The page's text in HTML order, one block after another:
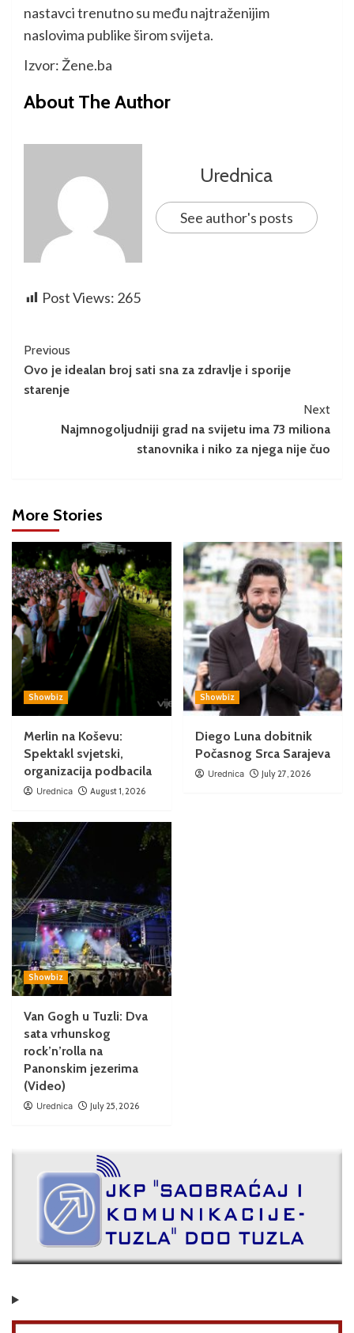
nastavci trenutno su među najtraženijim
naslovima publike širom svijeta.
Izvor: Žene.ba
About The Author
Urednica
See author's posts
Post Views: 265
Previous
Ovo je idealan broj sati sna za zdravlje i sporije
starenje
Next
Najmnogoljudniji grad na svijetu ima 73 miliona
stanovnika i niko za njega nije čuo
More Stories
Showbiz
Merlin na Koševu:
Spektakl svjetski,
organizacija podbacila
Urednica August 1, 2026
Showbiz
Diego Luna dobitnik
Počasnog Srca Sarajeva
Urednica July 27, 2026
Showbiz
Van Gogh u Tuzli: Dva
sata vrhunskog
rock’n’rolla na
Panonskim jezerima
(Video)
Urednica July 25, 2026